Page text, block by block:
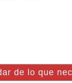
de lo que